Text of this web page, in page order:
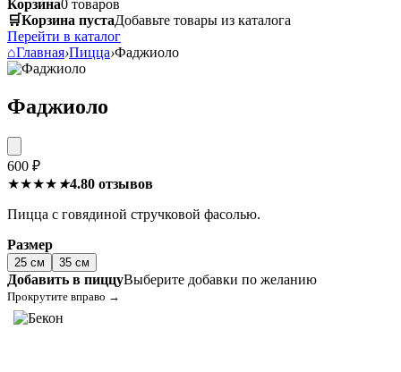
Корзина0 товаров
🛒Корзина пустаДобавьте товары из каталога
Перейти в каталог
⌂Главная›Пицца›Фаджиоло
Фаджиоло
600 ₽
★★★★ ★4.80 отзывов
Пицца с говядиной стручковой фасолью.
Размер
25 см 35 см
Добавить в пиццуВыберите добавки по желанию
Прокрутите вправо →